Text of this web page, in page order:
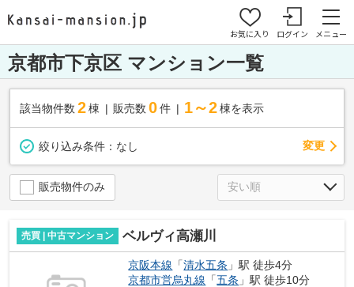
お気に入り ログイン メニュー
京都市下京区 マンション一覧
該当物件数 2棟 販売数 0 件 1～2 棟を表示
絞り込み条件： なし 変更
販売物件のみ
売買 | 中古マンション ベルヴィ高瀬川
京阪本線 「清水五条 」駅 徒歩4分
京都市営烏丸線 「五条 」駅 徒歩10分